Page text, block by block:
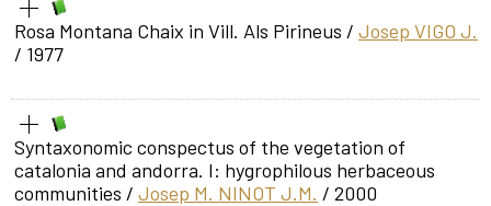
Rosa Montana Chaix in Vill. Als Pirineus / Josep VIGO J.
/ 1977
Syntaxonomic conspectus of the vegetation of
catalonia and andorra. I: hygrophilous herbaceous
communities / Josep M. NINOT J.M. / 2000